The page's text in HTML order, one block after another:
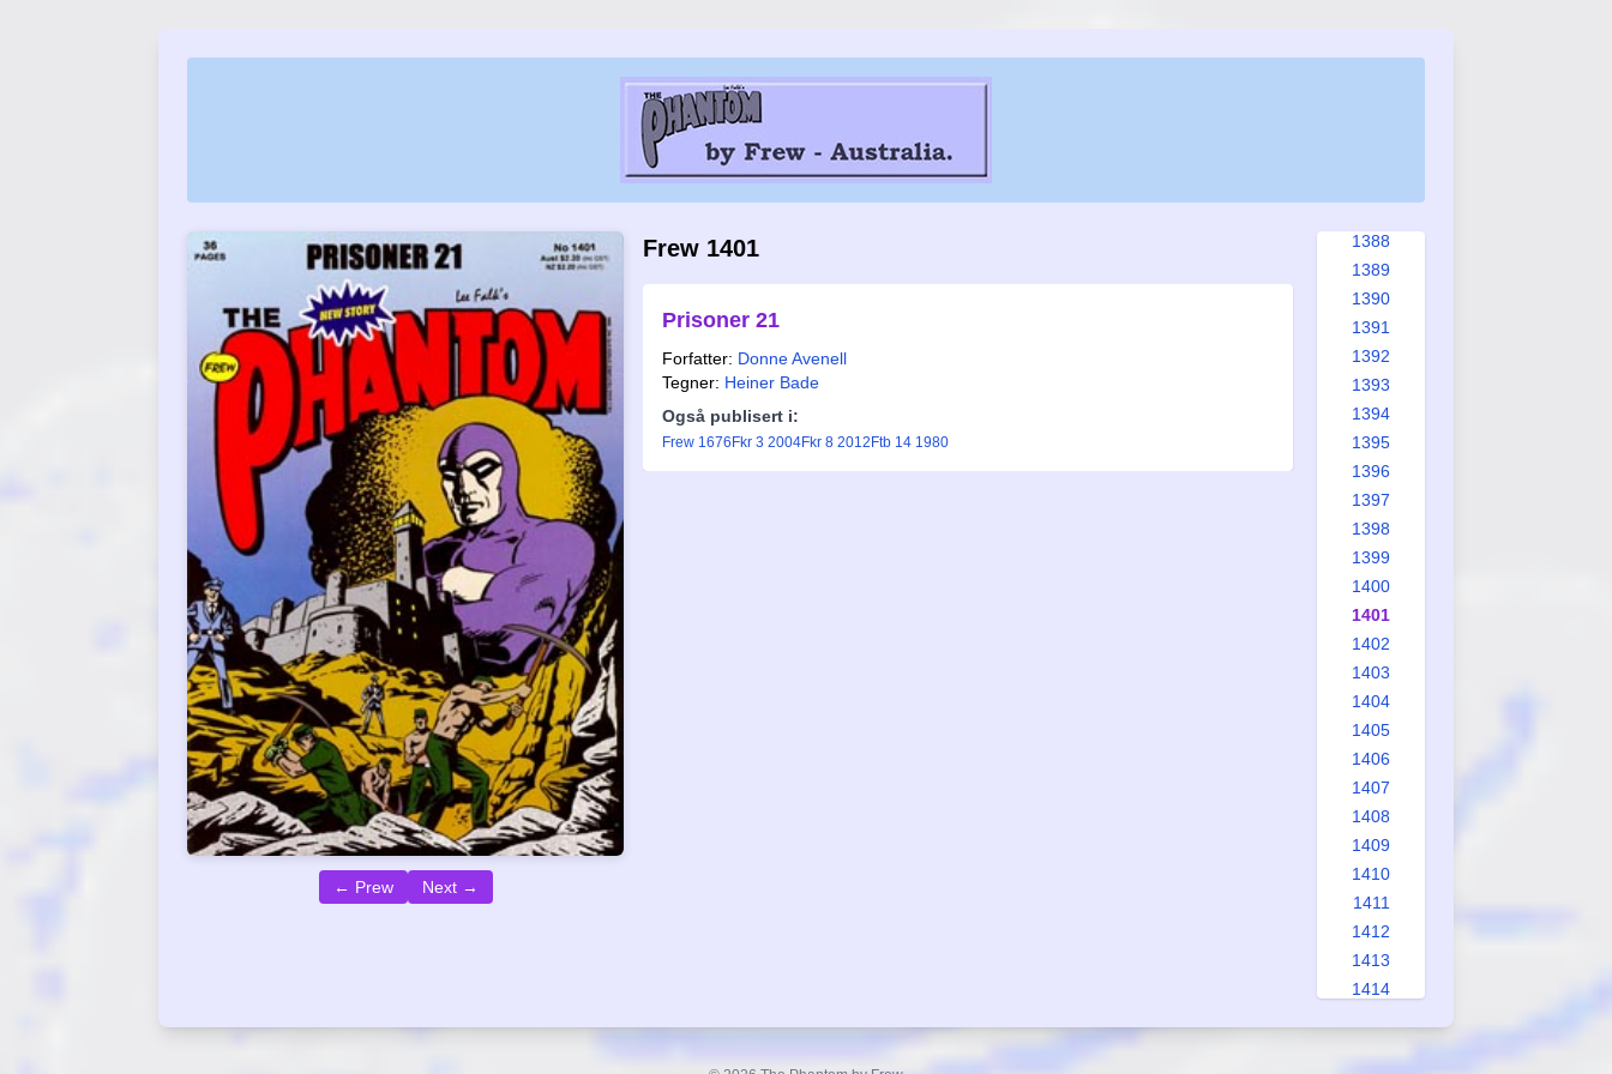
← Prew Next →
Frew 1401
Prisoner 21
Forfatter: Donne Avenell
Tegner: Heiner Bade
Også publisert i:
Frew 1676 Fkr 3 2004Fkr 8 2012 Ftb 14 1980
1388
1389
1390
1391
1392
1393
1394
1395
1396
1397
1398
1399
1400
1401
1402
1403
1404
1405
1406
1407
1408
1409
1410
1411
1412
1413
1414